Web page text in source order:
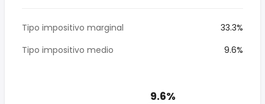
Tipo impositivo marginal
33.3%
Tipo impositivo medio
9.6%
9.6%